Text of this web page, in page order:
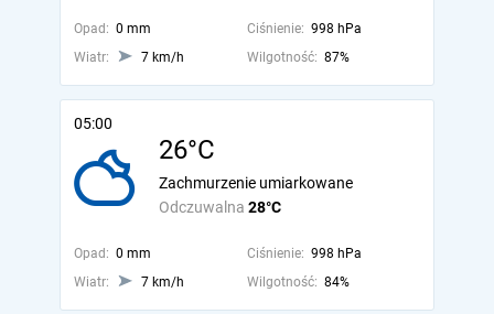
Opad: 0 mm Ciśnienie: 998 hPa
Wiatr:
7 km/h Wilgotność: 87%
05:00
26°C
Odczuwalna 28°C
Zachmurzenie umiarkowane
Opad: 0 mm Ciśnienie: 998 hPa
Wiatr:
7 km/h Wilgotność: 84%